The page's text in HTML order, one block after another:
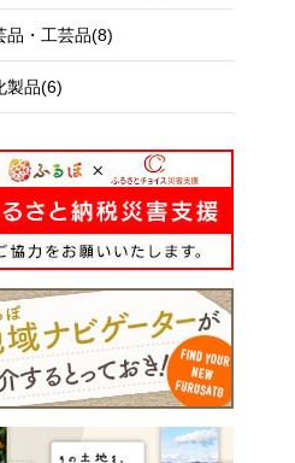
昌
装飾
た
はじ
るさ
コナ
ャラ
カラ
など
るま
ま
るみ
な
と旅
発
旅
ーポ
るさ
びわ湖マラソン 2027 【滋
賀県外寄附者専用】ふるさ
と納税ランナー枠
管理番号:
近畿地方
滋賀県
品・工芸品(8)
製品(6)